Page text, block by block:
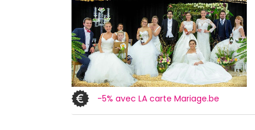
-5% avec LA carte Mariage.be